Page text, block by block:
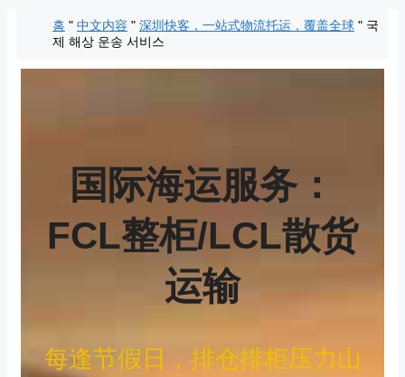
홈 " 中文内容 " 深圳快客，一站式物流托运，覆盖全球 " 국
제 해상 운송 서비스
国际海运服务：
FCL整柜/LCL散货
运输
每逢节假日，排仓排柜压力山